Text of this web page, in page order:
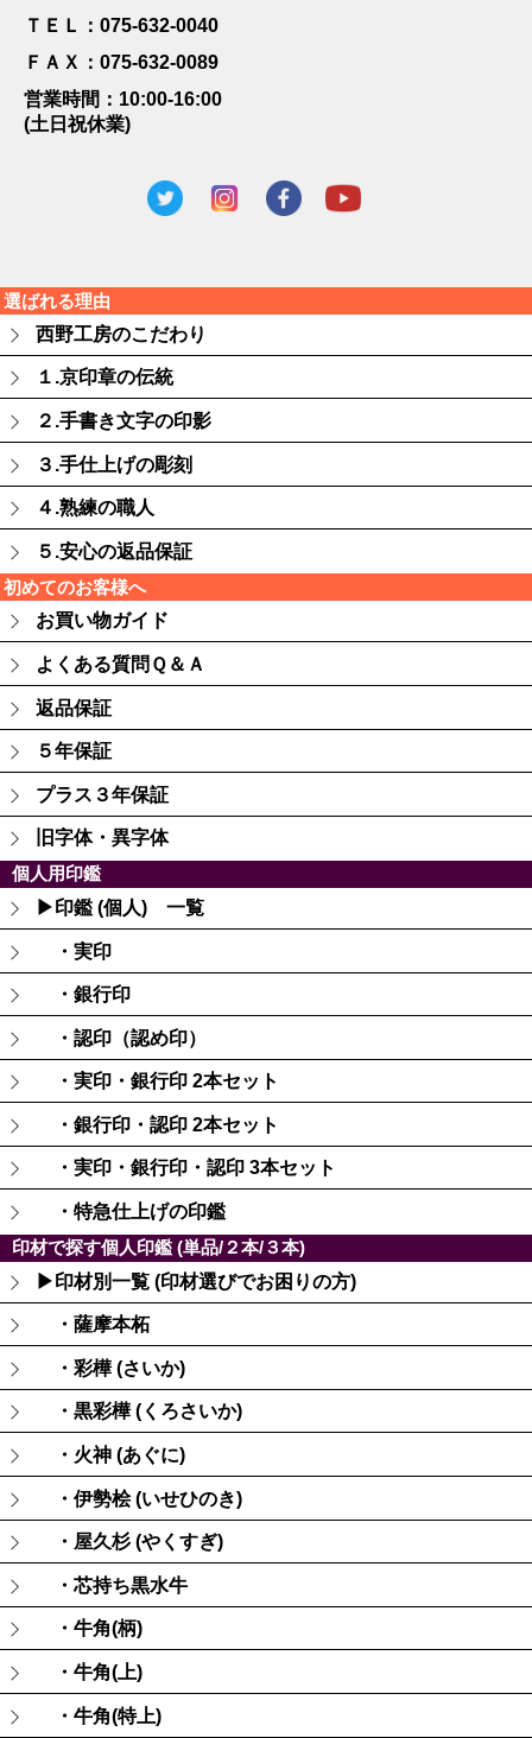
ＴＥＬ：075-632-0040
ＦＡＸ：075-632-0089
営業時間：10:00-16:00
(土日祝休業)
選ばれる理由
西野工房のこだわり
１.京印章の伝統
２.手書き文字の印影
３.手仕上げの彫刻
４.熟練の職人
５.安心の返品保証
初めてのお客様へ
お買い物ガイド
よくある質問Ｑ＆Ａ
返品保証
５年保証
プラス３年保証
旧字体・異字体
個人用印鑑
▶印鑑 (個人) 一覧
・実印
・銀行印
・認印（認め印）
・実印・銀行印 2本セット
・銀行印・認印 2本セット
・実印・銀行印・認印 3本セット
・特急仕上げの印鑑
印材で探す個人印鑑 (単品/２本/３本)
▶印材別一覧 (印材選びでお困りの方)
・薩摩本柘
・彩樺 (さいか)
・黒彩樺 (くろさいか)
・火神 (あぐに)
・伊勢桧 (いせひのき)
・屋久杉 (やくすぎ)
・芯持ち黒水牛
・牛角(柄)
・牛角(上)
・牛角(特上)